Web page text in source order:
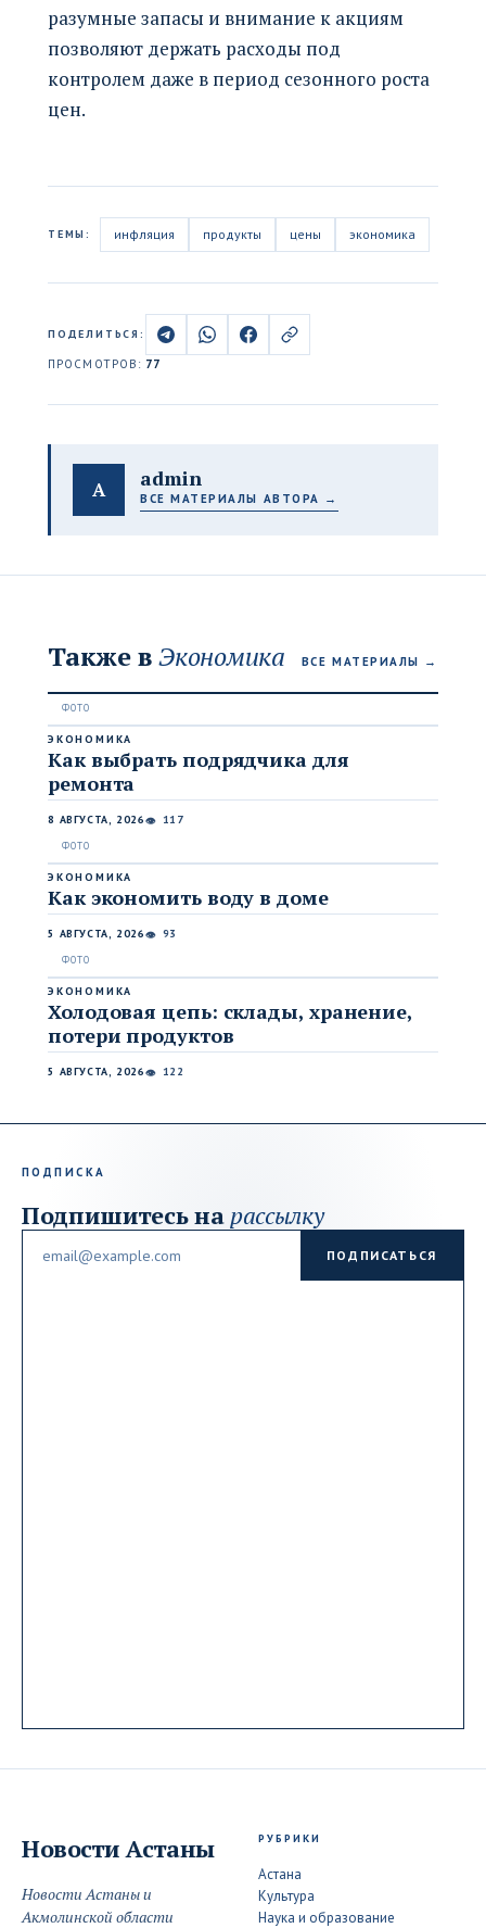
разумные запасы и внимание к акциям
позволяют держать расходы под
контролем даже в период сезонного роста
цен.
ТЕМЫ: инфляция продукты цены экономика
ПОДЕЛИТЬСЯ:
ПРОСМОТРОВ: 77
A admin
ВСЕ МАТЕРИАЛЫ АВТОРА →
Также вЭкономика ВСЕ МАТЕРИАЛЫ →
ЭКОНОМИКА
Как выбрать подрядчика для
ремонта
8 АВГУСТА, 2026👁 117
ЭКОНОМИКА
Как экономить воду в доме
5 АВГУСТА, 2026👁 93
ЭКОНОМИКА
Холодовая цепь: склады, хранение,
потери продуктов
5 АВГУСТА, 2026👁 122
ПОДПИСКА
Подпишитесь на рассылку
ПОДПИСАТЬСЯ
Новости Астаны
Новости Астаны и
Акмолинской области
РУБРИКИ
Астана
Культура
Наука и образование